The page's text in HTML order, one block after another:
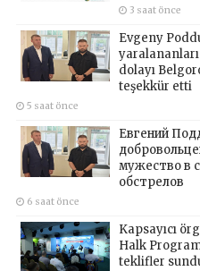
3 saat önce
Evgeny
dolayı
teşekkür etti
5 saat önce
Евгений
мужество в
обстрелов
6 saat önce
Kapsayıcı
Halk
teklifler